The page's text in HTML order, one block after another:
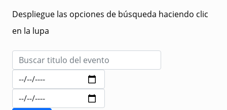
Despliegue las opciones de búsqueda haciendo clic
en la lupa